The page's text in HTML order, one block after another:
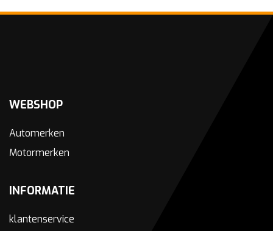
WEBSHOP
Automerken
Motormerken
INFORMATIE
klantenservice